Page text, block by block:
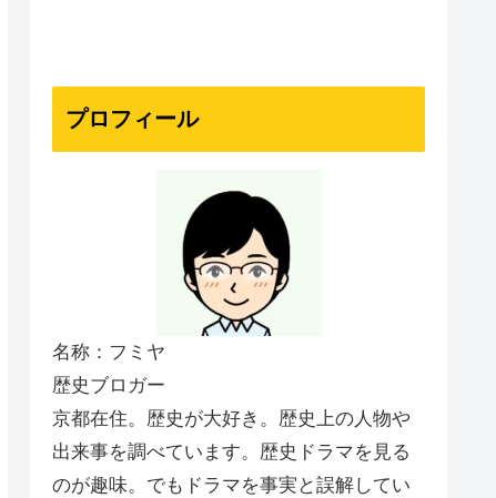
プロフィール
名称：フミヤ
歴史ブロガー
京都在住。歴史が大好き。歴史上の人物や
出来事を調べています。歴史ドラマを見る
のが趣味。でもドラマを事実と誤解してい